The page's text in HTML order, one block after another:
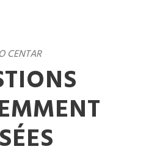
CENTAR